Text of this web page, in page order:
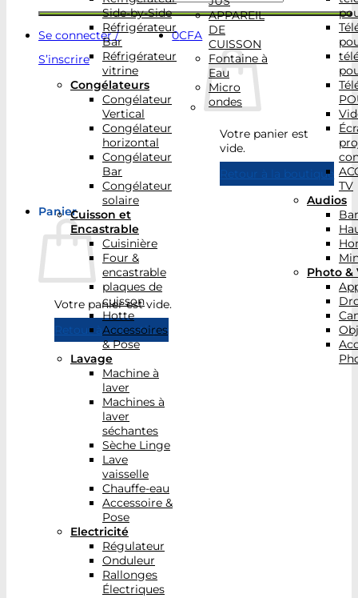
Se connecter /
S’inscrire
0CFA
Votre panier est
vide.
Retour à la boutique
Panier
Votre panier est vide.
Retour à la boutique
Side-by-Side
Réfrigérateur
Bar
Réfrigérateur
vitrine
Congélateurs
Congélateur
Vertical
Congélateur
horizontal
Congélateur
Bar
Congélateur
solaire
Cuisson et
Encastrable
Cuisinière
Four &
encastrable
plaques de
cuisson
Hotte
Accessoires
& Pose
Lavage
Machine à
laver
Machines à
laver
séchantes
Sèche Linge
Lave
vaisselle
Chauffe-eau
Accessoire &
Pose
Electricité
Régulateur
Onduleur
Rallonges
Électriques
APPAREIL
DE
CUISSON
Fontaine à
Eau
Micro
ondes
TV
Audios
Photo &